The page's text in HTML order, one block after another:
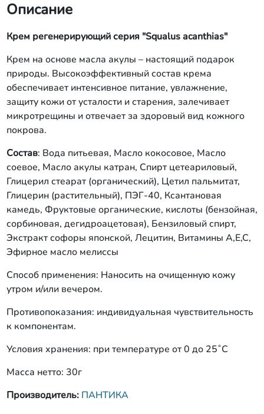
Описание
Крем регенерирующий серия "Squalus acanthias"
Крем на основе масла акулы – настоящий подарок
природы. Высокоэффективный состав крема
обеспечивает интенсивное питание, увлажнение,
защиту кожи от усталости и старения, залечивает
микротрещины и отвечает за здоровый вид кожного
покрова.
Состав: Вода питьевая, Масло кокосовое, Масло
соевое, Масло акулы катран, Спирт цетеариловый,
Глицерил стеарат (органический), Цетил пальмитат,
Глицерин (растительный), ПЭГ-40, Ксантановая
камедь, Фруктовые органические, кислоты (бензойная,
сорбиновая, дегидроацетовая), Бензиловый спирт,
Экстракт софоры японской, Лецитин, Витамины А,Е,С,
Эфирное масло мелиссы
Способ применения: Наносить на очищенную кожу
утром и/или вечером.
Противопоказания: индивидуальная чувствительность
к компонентам.
Условия хранения: при температуре от 0 до 25˚С
Масса нетто: 30г
Производитель: ПАНТИКА